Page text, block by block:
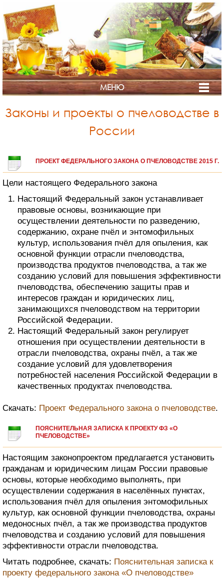
СТРАНА
МЁДА
МЕНЮ
Законы и проекты о пчеловодстве в
России
ПРОЕКТ ФЕДЕРАЛЬНОГО ЗАКОНА О ПЧЕЛОВОДСТВЕ 2015 Г.
Цели настоящего Федерального закона
Настоящий Федеральный закон устанавливает
правовые основы, возникающие при
осуществлении деятельности по разведению,
содержанию, охране пчёл и энтомофильных
культур, использования пчёл для опыления, как
основной функции отрасли пчеловодства,
производства продуктов пчеловодства, а так же
созданию условий для повышения эффективности
пчеловодства, обеспечению защиты прав и
интересов граждан и юридических лиц,
занимающихся пчеловодством на территории
Российской Федерации.
Настоящий Федеральный закон регулирует
отношения при осуществлении деятельности в
отрасли пчеловодства, охраны пчёл, а так же
создание условий для удовлетворения
потребностей населения Российской Федерации в
качественных продуктах пчеловодства.
Скачать: Проект Федерального закона о пчеловодстве.
ПОЯСНИТЕЛЬНАЯ ЗАПИСКА К ПРОЕКТУ ФЗ «О
ПЧЕЛОВОДСТВЕ»
Настоящим законопроектом предлагается установить
гражданам и юридическим лицам России правовые
основы, которые необходимо выполнять, при
осуществлении содержания в населённых пунктах,
использования пчёл для опыления энтомофильных
культур, как основной функции пчеловодства, охраны
медоносных пчёл, а так же производства продуктов
пчеловодства и созданию условий для повышения
эффективности отрасли пчеловодства.
Читать подробнее, скачать: Пояснительная записка к
проекту федерального закона «О пчеловодстве»